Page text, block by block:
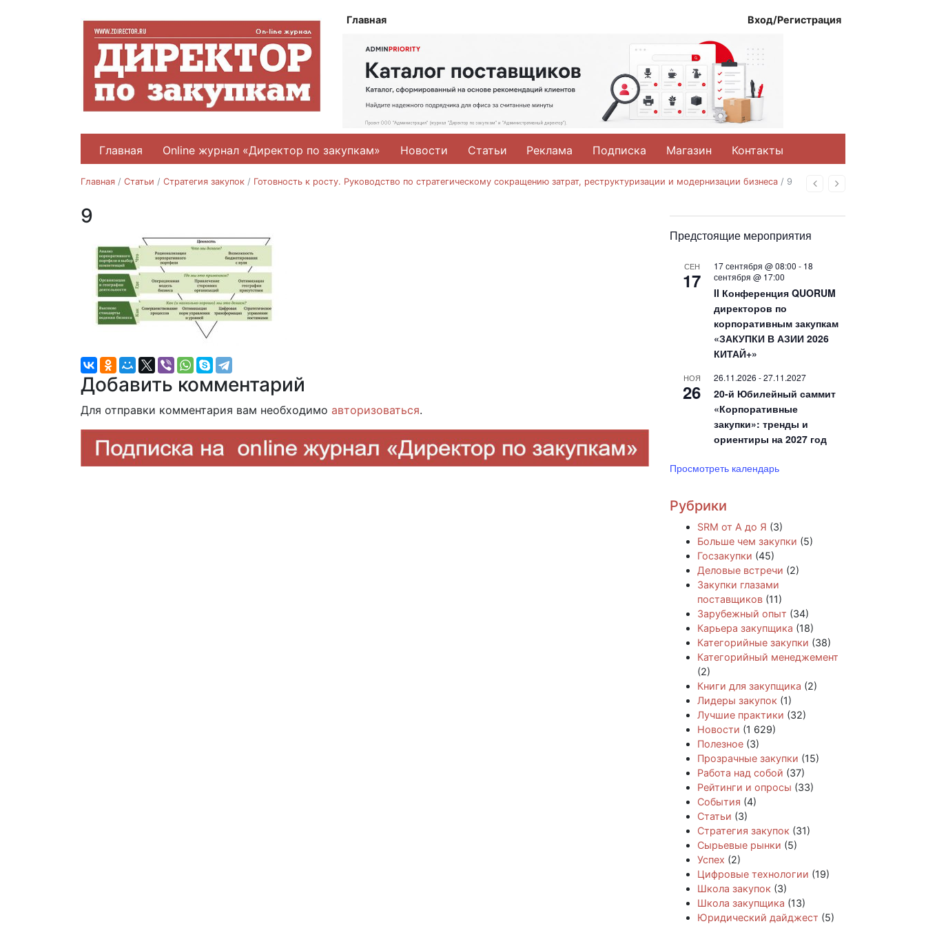
Главная Вход/Регистрация
Главная Online журнал «Директор по закупкам» Новости Статьи Реклама Подписка Магазин Контакты
НазадВперед
Главная / Статьи / Стратегия закупок / Готовность к росту. Руководство по стратегическому сокращению затрат, реструктуризации и модернизации бизнеса / 9
9
Добавить комментарий
Для отправки комментария вам необходимо авторизоваться.
Предстоящие мероприятия
СЕН
17
17 сентября @ 08:00 - 18
сентября @ 17:00
II Конференция QUORUM
директоров по
корпоративным закупкам
«ЗАКУПКИ В АЗИИ 2026
КИТАЙ+»
НОЯ
26
26.11.2026 -27.11.2027
20-й Юбилейный саммит
«Корпоративные
закупки»: тренды и
ориентиры на 2027 год
Просмотреть календарь
Рубрики
SRM от А до Я (3)
Больше чем закупки (5)
Госзакупки (45)
Деловые встречи (2)
Закупки глазами
поставщиков (11)
Зарубежный опыт (34)
Карьера закупщика (18)
Категорийные закупки (38)
Категорийный менеджемент
(2)
Книги для закупщика (2)
Лидеры закупок (1)
Лучшие практики (32)
Новости (1 629)
Полезное (3)
Прозрачные закупки (15)
Работа над собой (37)
Рейтинги и опросы (33)
События (4)
Статьи (3)
Стратегия закупок (31)
Сырьевые рынки (5)
Успех (2)
Цифровые технологии (19)
Школа закупок (3)
Школа закупщика (13)
Юридический дайджест (5)